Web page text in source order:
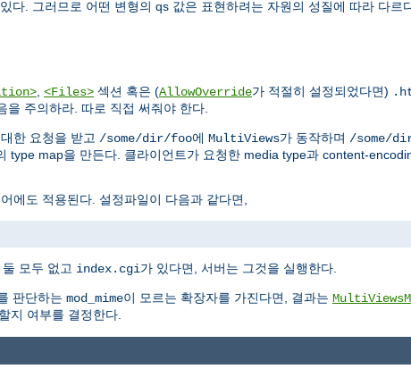
다. 그러므로 어떤 변형의 qs 값은 표현하려는 자원의 성질에 따라 다르
, <Files> 섹션 혹은 (AllowOverride가 적절히 설정되었다면)
을 주의하라. 따로 직접 써줘야 한다.
한 요청을 받고 /some/dir/foo에 MultiViews가 동작하며 /some/
type map을 만든다. 클라이언트가 요청한 media type과 content-
에도 적용된다. 설정파일이 다음과 같다면,
모두 없고 index.cgi가 있다면, 서버는 그것을 실행한다.
판단하는 mod_mime이 모르는 확장자를 가진다면, 결과는
지 여부를 결정한다.